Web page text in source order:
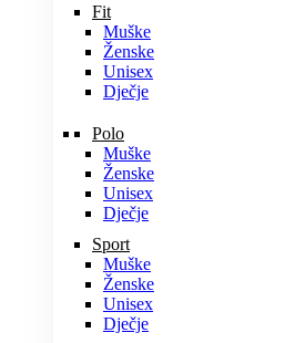
Fit
Muške
Ženske
Unisex
Dječje
Polo
Muške
Ženske
Unisex
Dječje
Sport
Muške
Ženske
Unisex
Dječje